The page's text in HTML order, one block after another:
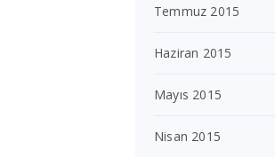
Temmuz 2015
Haziran 2015
Mayıs 2015
Nisan 2015